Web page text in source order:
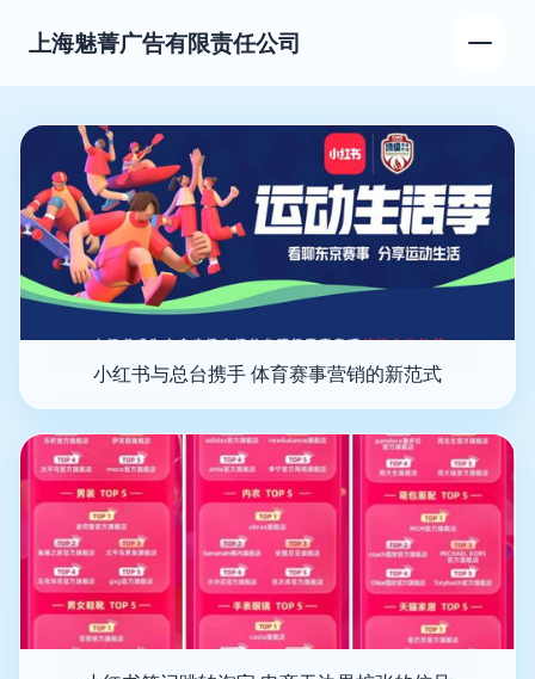
上海魅菁广告有限责任公司
小红书与总台携手 体育赛事营销的新范式